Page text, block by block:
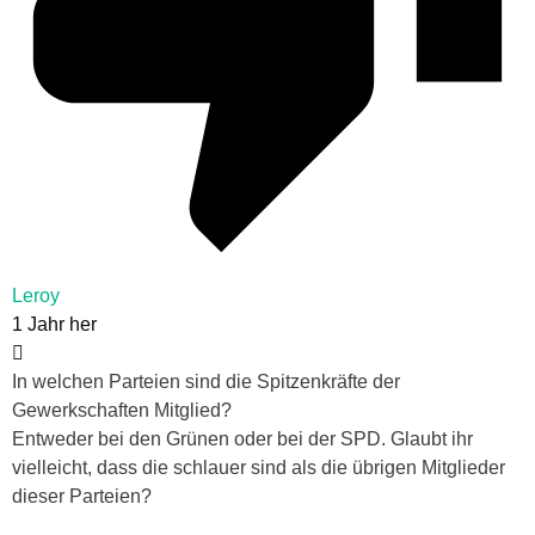
Leroy
1 Jahr her
In welchen Parteien sind die Spitzenkräfte der
Gewerkschaften Mitglied?
Entweder bei den Grünen oder bei der SPD. Glaubt ihr
vielleicht, dass die schlauer sind als die übrigen Mitglieder
dieser Parteien?